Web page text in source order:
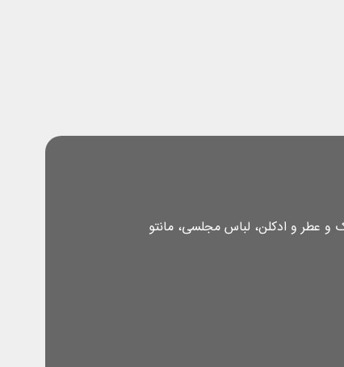
عطر و ادکلن، لباس مجلسی، مانتو